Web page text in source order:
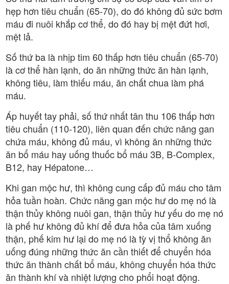
hẹp hơn tiêu chuẩn (65-70), do đó không đủ sức bơm
máu đi nuôi khắp cơ thể, do đó hay bị mệt đứt hơi,
mệt lả.
Số thứ ba là nhịp tim 60 thấp hơn tiêu chuẩn (65-70)
là cơ thể hàn lạnh, do ăn những thức ăn hàn lạnh,
không tiêu, làm thiếu máu, ăn chất chua làm phá
máu.
Áp huyết tay phải, số thứ nhất tân thu 106 thấp hơn
tiêu chuẩn (110-120), liên quan đến chức năng gan
chứa máu, không đủ máu, vì không ăn những thức
ăn bổ máu hay uống thuốc bổ máu 3B, B-Complex,
B12, hay Hépatone…
Khi gan mộc hư, thì không cung cấp đủ máu cho tâm
hỏa tuần hoàn. Chức năng gan mộc hư do mẹ nó là
thận thủy không nuôi gan, thận thủy hư yếu do mẹ nó
là phế hư không đủ khí để đưa hỏa của tâm xuống
thận, phế kim hư lại do mẹ nó là tỳ vị thổ không ăn
uống đúng những thức ăn cần thiết để chuyển hóa
thức ăn thành chất bổ máu, không chuyển hóa thức
ăn thành khí và nhiệt lượng cho phổi hoạt động.